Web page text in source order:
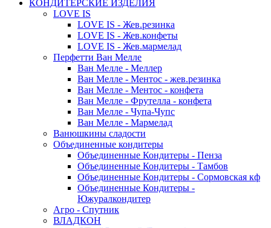
КОНДИТЕРСКИЕ ИЗДЕЛИЯ
LOVE IS
LOVE IS - Жев.резинка
LOVE IS - Жев.конфеты
LOVE IS - Жев.мармелад
Перфетти Ван Мелле
Ван Мелле - Меллер
Ван Мелле - Ментос - жев.резинка
Ван Мелле - Ментос - конфета
Ван Мелле - Фрутелла - конфета
Ван Мелле - Чупа-Чупс
Ван Мелле - Мармелад
Ванюшкины сладости
Объединенные кондитеры
Объединенные Кондитеры - Пенза
Объединенные Кондитеры - Тамбов
Объединенные Кондитеры - Сормовская кф
Объединенные Кондитеры -
Южуралкондитер
Агро - Спутник
ВЛАДКОН